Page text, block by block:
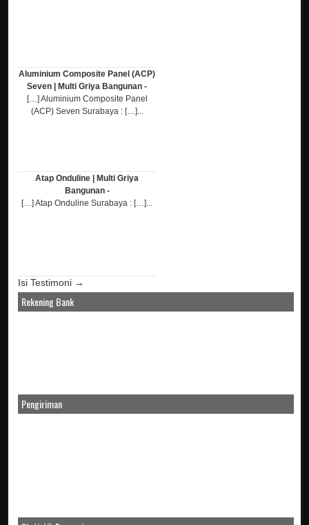
Aluminium Composite Panel (ACP)
Seven | Multi Griya Bangunan -
[…] Aluminium Composite Panel
(ACP) Seven Surabaya : […]...
Atap Onduline | Multi Griya
Bangunan -
[…] Atap Onduline Surabaya : […]...
Isi Testimoni →
Rekening Bank
Pengiriman